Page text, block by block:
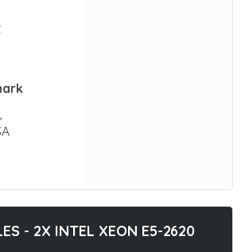
- 2X INTEL XEON E5-2620